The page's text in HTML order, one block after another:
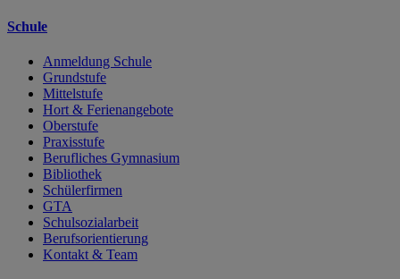
Schule
Anmeldung Schule
Grundstufe
Mittelstufe
Hort & Ferienangebote
Oberstufe
Praxisstufe
Berufliches Gymnasium
Bibliothek
Schülerfirmen
GTA
Schulsozialarbeit
Berufsorientierung
Kontakt & Team